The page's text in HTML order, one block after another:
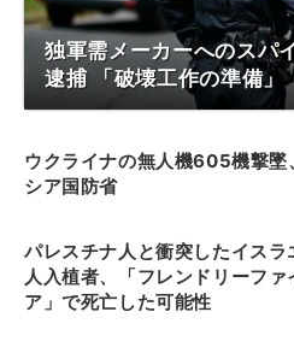
独軍需メーカーへのスパ
逮捕 「破壊工作の準備」
ウクライナの無人機605機撃墜
シア国防省
パレスチナ人と衝突したイスラ
人入植者、「フレンドリーファ
ア」で死亡した可能性